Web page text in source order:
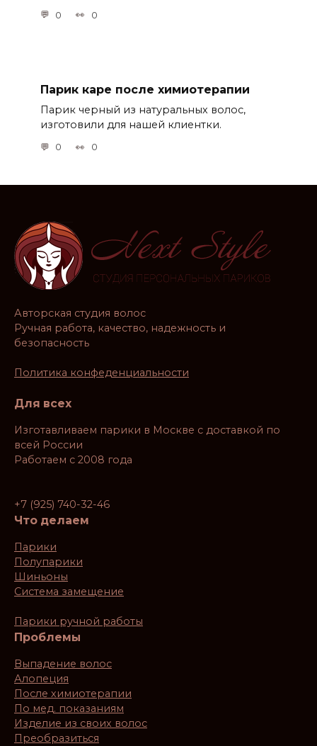
0 0
Парик каре после химиотерапии
Парик черный из натуральных волос,
изготовили для нашей клиентки.
0 0
Авторская студия волос
Ручная работа, качество, надежность и
безопасность
Политика конфеденциальности
Для всех
Изготавливаем парики в Москве с доставкой по
всей России
Работаем с 2008 года
+7 (925) 740-32-46
Что делаем
Парики
Полупарики
Шиньоны
Система замещение
Парики ручной работы
Проблемы
Выпадение волос
Алопеция
После химиотерапии
По мед. показаниям
Изделие из своих волос
Преобразиться